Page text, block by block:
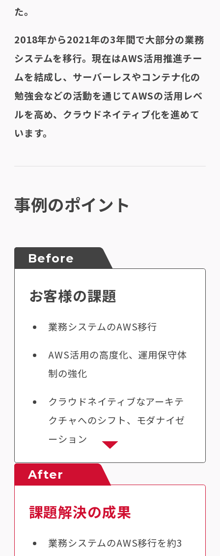
た。
2018年から2021年の3年間で大部分の業務
システムを移行。現在はAWS活用推進チー
ムを結成し、サーバーレスやコンテナ化の
勉強会などの活動を通じてAWSの活用レベ
ルを高め、クラウドネイティブ化を進めて
います。
事例のポイント
Before
お客様の課題
業務システムのAWS移行
AWS活用の高度化、運用保守体
制の強化
クラウドネイティブなアーキテ
クチャへのシフト、モダナイゼ
ーション
After
課題解決の成果
業務システムのAWS移行を約3